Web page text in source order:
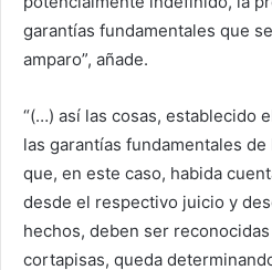
garantías fundamentales que
amparo”, añade.
“(…) así las cosas, establecido
las garantías fundamentales
que, en este caso, habida
desde el respectivo juicio y
hechos, deben ser
cortapisas, queda